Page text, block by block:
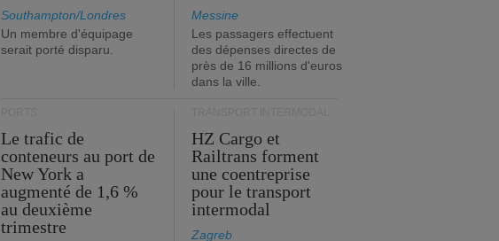
Southampton/Londres
Un membre d'équipage
serait porté disparu.
Messine
Les passagers effectuent
des dépenses directes de
près de 16 millions d'euros
dans la ville.
Le trafic de
conteneurs au port de
New York a
augmenté de 1,6 %
au deuxième
trimestre
HZ Cargo et
Railtrans forment
une coentreprise
pour le transport
intermodal
Zagreb